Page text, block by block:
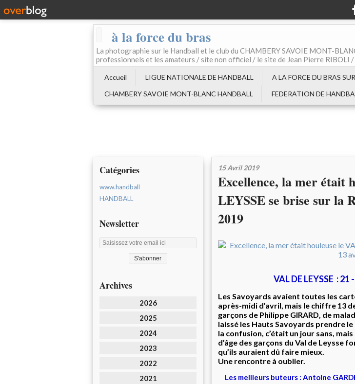
à la force du bras
La photographie sur le Handball et le club du CHAMBERY SAVOIE MONT-
professionnels et les amateurs / site non officiel / le site de Jean Pierre RIBOLI
Accueil LIGUE NATIONALE DE HANDBALL
A LA FORCE DU BRAS
CHAMBERY SAVOIE MONT-BLANC HANDBALL
FEDERATION DE
Catégories
www.handball
HANDBALL
Newsletter
Archives
2026
2025
2024
2023
2022
2021
15 Avril 2019
Excellence, la mer était
LEYSSE se brise sur la
2019
VAL DE LEYSSE : 21
Les Savoyards avaient toutes les
après-midi d’avril, mais le chiffre 13
garçons de Philippe GIRARD, de
laissé les Hauts Savoyards prendre
la confusion, c’était un jour sans,
d’âge des garçons du Val de Leysse
qu’ils auraient dû faire mieux.
Une rencontre à oublier.
Les meilleurs buteurs : Antoine